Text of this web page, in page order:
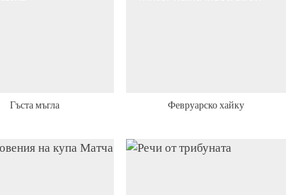
Гъста мъгла Февруарско хайку